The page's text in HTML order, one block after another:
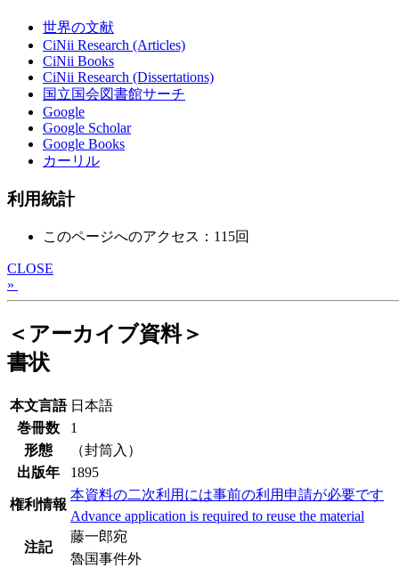
世界の文献
CiNii Research (Articles)
CiNii Books
CiNii Research (Dissertations)
国立国会図書館サーチ
Google
Google Scholar
Google Books
カーリル
利用統計
このページへのアクセス：115回
CLOSE
»
＜アーカイブ資料＞
書状
本文言語 日本語
巻冊数
1
形態
（封筒入）
出版年
1895
権利情報
本資料の二次利用には事前の利用申請が必要です
Advance application is required to reuse the material
注記
藤一郎宛
魯国事件外